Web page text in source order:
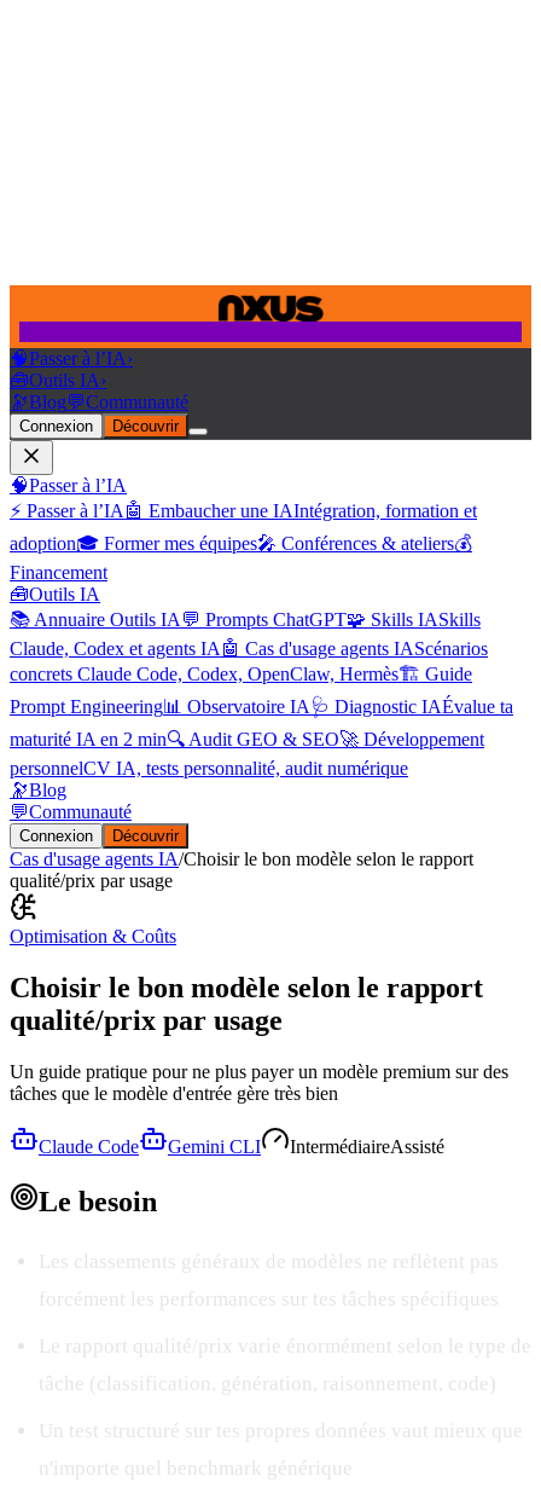
🧠Passer à l’IA›
🧰Outils IA›
🔭Blog💬Communauté
Connexion Découvrir
🧠Passer à l’IA
⚡ Passer à l’IA 🤖 Embaucher une IAIntégration, formation et
adoption🎓 Former mes équipes🎤 Conférences & ateliers💰
Financement
🧰Outils IA
📚 Annuaire Outils IA 💬 Prompts ChatGPT🧩 Skills IASkills
Claude, Codex et agents IA 🤖 Cas d'usage agents IAScénarios
concrets Claude Code, Codex, OpenClaw, Hermès🏗️ Guide
Prompt Engineering📊 Observatoire IA 🩺 Diagnostic IAÉvalue ta
maturité IA en 2 min🔍 Audit GEO & SEO🚀 Développement
personnelCV IA, tests personnalité, audit numérique
🔭Blog
💬Communauté
Connexion Découvrir
Cas d'usage agents IA/Choisir le bon modèle selon le rapport
qualité/prix par usage
Optimisation & Coûts
Choisir le bon modèle selon le rapport
qualité/prix par usage
Un guide pratique pour ne plus payer un modèle premium sur des
tâches que le modèle d'entrée gère très bien
Claude Code Gemini CLI IntermédiaireAssisté
Le besoin
Les classements généraux de modèles ne reflètent pas
forcément les performances sur tes tâches spécifiques
Le rapport qualité/prix varie énormément selon le type de
tâche (classification, génération, raisonnement, code)
Un test structuré sur tes propres données vaut mieux que
n'importe quel benchmark générique